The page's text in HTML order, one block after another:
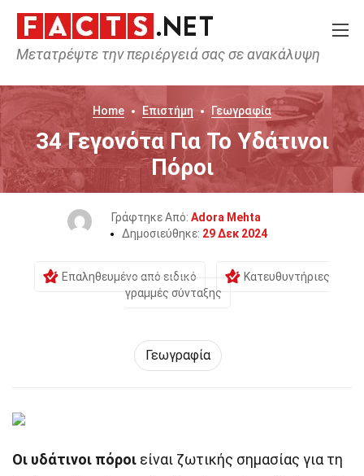
Μετατρέψτε την περιέργειά σας σε ανακάλυψη
Home Επιστήμη Γεωγραφία
34 Γεγονότα Για Το Υδάτινοι
Πόροι
Γράφτηκε Από: Adora Mehta
Δημοσιεύθηκε: 29 Δεκ 2024
Επαληθευμένο από ειδικό
Κατευθυντήριες
γραμμές σύνταξης
Γεωγραφία
Οι υδάτινοι πόροι είναι ζωτικής σημασίας για τη